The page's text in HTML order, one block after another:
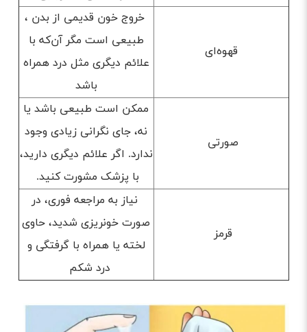
قهوه‌ای
خروج خون قدیمی از بدن ،
طبیعی است مگر آن‌که با
علائم دیگری مثل درد همراه
باشد
صورتی
ممکن است طبیعی باشد یا
نه، جای نگرانی زیادی وجود
ندارد. اگر علائم دیگری دارید،
با پزشک مشورت کنید.
قرمز
نیاز به مراجعه فوری، در
صورت خونریزی شدید، حاوی
لخته یا همراه با گرفتگی و
درد شکم